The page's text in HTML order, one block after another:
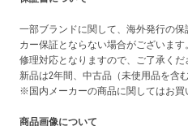
一部ブランドに関して、海外発行の
カー保証とならない場合がございま
修理対応となりますので、ご了承く
新品は2年間、中古品（未使用品を含
※国内メーカーの商品に関してはお買
商品画像について